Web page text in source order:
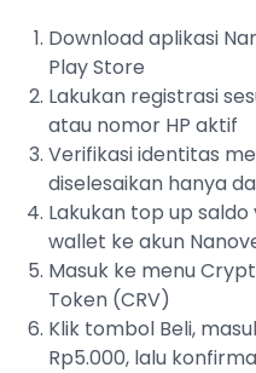
Download aplikasi
Play Store
Lakukan registrasi
atau nomor HP aktif
Verifikasi identitas
diselesaikan hanya
Lakukan top up
wallet ke akun
Masuk ke menu
Token (CRV)
Klik tombol Beli,
Rp5.000, lalu